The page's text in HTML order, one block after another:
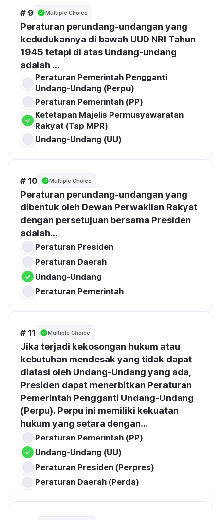
# 9 Multiple Choice
Peraturan perundang-undangan yang
kedudukannya di bawah UUD NRI Tahun
1945 tetapi di atas Undang-undang
adalah ...
Peraturan Pemerintah Pengganti
Undang-Undang (Perpu)
Peraturan Pemerintah (PP)
Ketetapan Majelis Permusyawaratan
Rakyat (Tap MPR)
Undang-Undang (UU)
# 10 Multiple Choice
Peraturan perundang-undangan yang
dibentuk oleh Dewan Perwakilan Rakyat
dengan persetujuan bersama Presiden
adalah...
Peraturan Presiden
Peraturan Daerah
Undang-Undang
Peraturan Pemerintah
# 11 Multiple Choice
Jika terjadi kekosongan hukum atau
kebutuhan mendesak yang tidak dapat
diatasi oleh Undang-Undang yang ada,
Presiden dapat menerbitkan Peraturan
Pemerintah Pengganti Undang-Undang
(Perpu). Perpu ini memiliki kekuatan
hukum yang setara dengan...
Peraturan Pemerintah (PP)
Undang-Undang (UU)
Peraturan Presiden (Perpres)
Peraturan Daerah (Perda)